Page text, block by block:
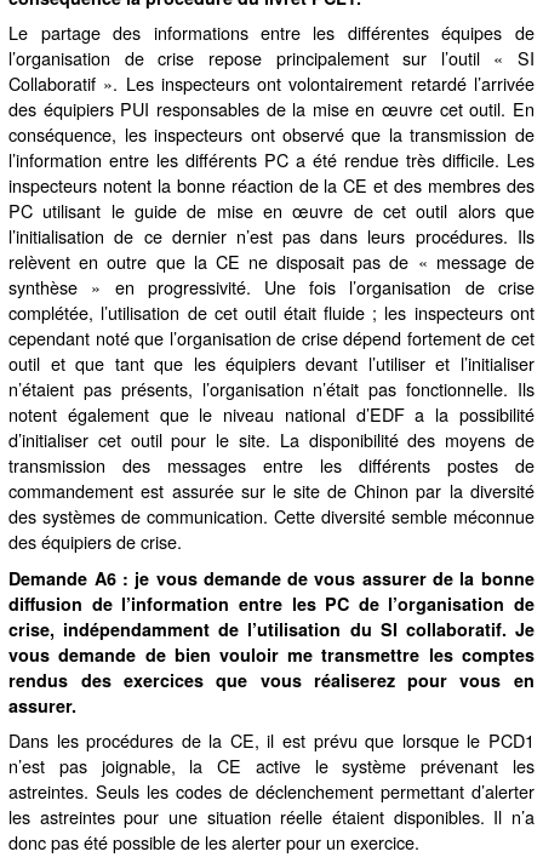
Le partage des informations entre les différentes équipes de
l’organisation de crise repose principalement sur l’outil « SI
Collaboratif ». Les inspecteurs ont volontairement retardé l’arrivée
des équipiers PUI responsables de la mise en œuvre cet outil. En
conséquence, les inspecteurs ont observé que la transmission de
l’information entre les différents PC a été rendue très difficile. Les
inspecteurs notent la bonne réaction de la CE et des membres des
PC utilisant le guide de mise en œuvre de cet outil alors que
l’initialisation de ce dernier n’est pas dans leurs procédures. Ils
relèvent en outre que la CE ne disposait pas de « message de
synthèse » en progressivité. Une fois l’organisation de crise
complétée, l’utilisation de cet outil était fluide ; les inspecteurs ont
cependant noté que l’organisation de crise dépend fortement de cet
outil et que tant que les équipiers devant l’utiliser et l’initialiser
n’étaient pas présents, l’organisation n’était pas fonctionnelle. Ils
notent également que le niveau national d’EDF a la possibilité
d’initialiser cet outil pour le site. La disponibilité des moyens de
transmission des messages entre les différents postes de
commandement est assurée sur le site de Chinon par la diversité
des systèmes de communication. Cette diversité semble méconnue
des équipiers de crise.
Demande A6 : je vous demande de vous assurer de la bonne
diffusion de l’information entre les PC de l’organisation de
crise, indépendamment de l’utilisation du SI collaboratif. Je
vous demande de bien vouloir me transmettre les comptes
rendus des exercices que vous réaliserez pour vous en
assurer.
Dans les procédures de la CE, il est prévu que lorsque le PCD1
n’est pas joignable, la CE active le système prévenant les
astreintes. Seuls les codes de déclenchement permettant d’alerter
les astreintes pour une situation réelle étaient disponibles. Il n’a
donc pas été possible de les alerter pour un exercice.